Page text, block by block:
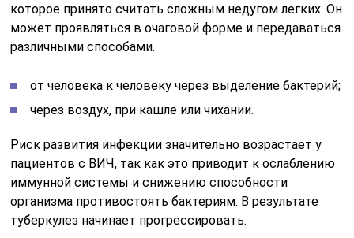
которое принято считать сложным недугом легких. Он
может проявляться в очаговой форме и передаваться
различными способами.
от человека к человеку через выделение бактерий;
через воздух, при кашле или чихании.
Риск развития инфекции значительно возрастает у
пациентов с ВИЧ, так как это приводит к ослаблению
иммунной системы и снижению способности
организма противостоять бактериям. В результате
туберкулез начинает прогрессировать.